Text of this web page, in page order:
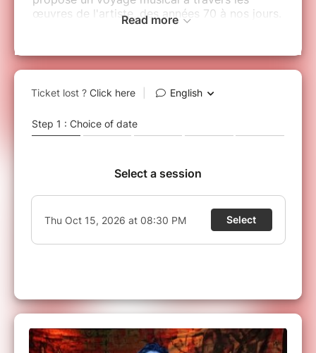
œuvres de l'artiste, des années 70 à nos jours.
gré des volutes vocales de Sting dans ses
chansons en solo et revivez l’énergie
qui a marqué l'histoire du rock avec des
reggae... pour partager ensemble « Un
moment avec Sting ».
Les réservations via Billetweb (notre partenaire
de billetterie sécurisée) sont disponibles en
temps réel.En cas de non réception de votre
autorise la tentative de transaction mais ne
garantie pas le paiement, il faut attendre l'écran
suivant (retour sur le site) pour savoir si le
paiement est passé ou non.
Read more